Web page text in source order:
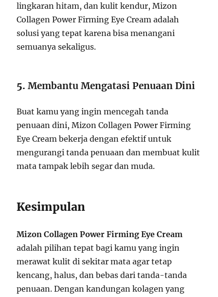
lingkaran hitam, dan kulit kendur, Mizon
Collagen Power Firming Eye Cream adalah
solusi yang tepat karena bisa menangani
semuanya sekaligus.
5.Membantu Mengatasi Penuaan Dini
Buat kamu yang ingin mencegah tanda
penuaan dini, Mizon Collagen Power Firming
Eye Cream bekerja dengan efektif untuk
mengurangi tanda penuaan dan membuat kulit
mata tampak lebih segar dan muda.
Kesimpulan
Mizon Collagen Power Firming Eye Cream
adalah pilihan tepat bagi kamu yang ingin
merawat kulit di sekitar mata agar tetap
kencang, halus, dan bebas dari tanda-tanda
penuaan. Dengan kandungan kolagen yang